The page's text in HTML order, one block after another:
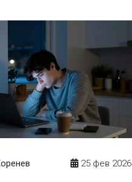
25 фев 2026